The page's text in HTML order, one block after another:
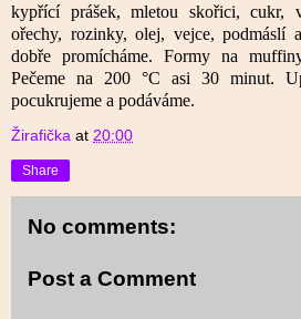
kypřící prášek, mletou skořici, cukr,
ořechy, rozinky, olej, vejce, podmáslí
dobře promícháme. Formy na
Pečeme na 200 °C asi 30 minut.
pocukrujeme a podáváme.
Žirafička at 20:00
Share
No comments:
Post a Comment